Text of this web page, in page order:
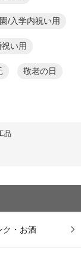
/入学内祝い用
い用
敬老の日
品
ク・お酒